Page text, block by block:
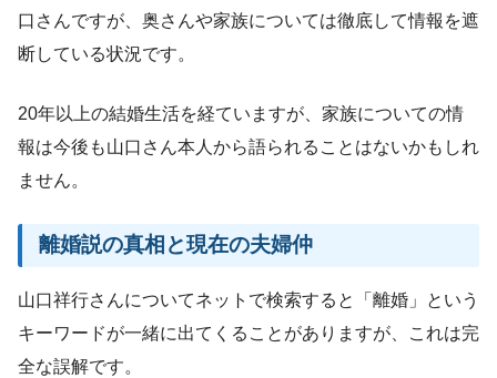
口さんですが、奥さんや家族については徹底して情報を遮
断している状況です。
20年以上の結婚生活を経ていますが、家族についての情
報は今後も山口さん本人から語られることはないかもしれ
ません。
離婚説の真相と現在の夫婦仲
山口祥行さんについてネットで検索すると「離婚」という
キーワードが一緒に出てくることがありますが、これは完
全な誤解です。